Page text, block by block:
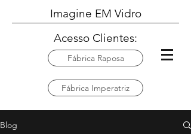
Imagine EM Vidro
Fábrica Raposa
Acesso Clientes:
Fábrica Imperatriz
Blog